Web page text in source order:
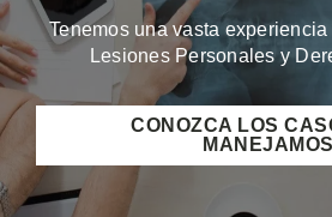
Tenemos una vasta
Lesiones Personales y
CONOZCA LOS
MANEJAMOS